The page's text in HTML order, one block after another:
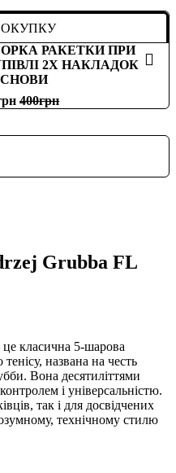
РАКЕТКИ ПРИ
2Х НАКЛАДОК
400
Grubba FL
класична 5-шарова
названа на честь
Вона десятиліттями
і універсальністю.
так і для досвідчених
технічному стилю